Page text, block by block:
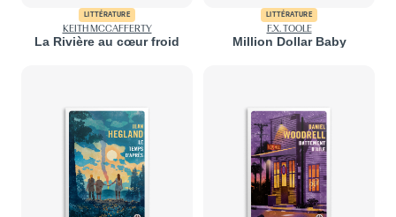
LITTÉRATURE
KEITH MCCAFFERTY
La Rivière au cœur froid
LITTÉRATURE
F.X. TOOLE
Million Dollar Baby